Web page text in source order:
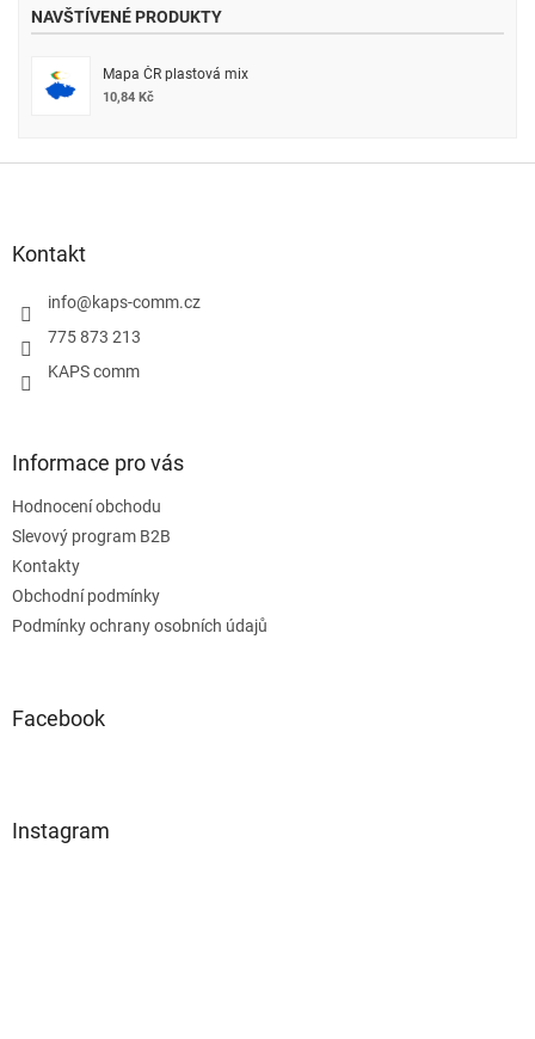
NAVŠTÍVENÉ PRODUKTY
Mapa ČR plastová mix
10,84 Kč
Kontakt
info@kaps-comm.cz
775 873 213
KAPS comm
Informace pro vás
Hodnocení obchodu
Slevový program B2B
Kontakty
Obchodní podmínky
Podmínky ochrany osobních údajů
Facebook
Instagram